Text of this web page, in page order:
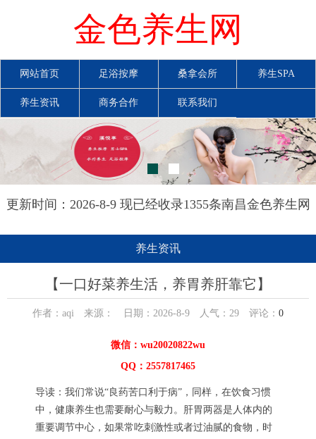
金色养生网
网站首页 足浴按摩 桑拿会所 养生SPA
养生资讯 商务合作 联系我们
更新时间：2026-8-9 现已经收录1355条南昌金色养生网
养生资讯
【一口好菜养生活，养胃养肝靠它】
作者：aqi 来源： 日期：2026-8-9 人气： 29 评论： 0
微信：wu20020822wu
QQ：2557817465
导读：我们常说“良药苦口利于病”，同样，在饮食习惯
中，健康养生也需要耐心与毅力。肝胃两器是人体内的
重要调节中心，如果常吃刺激性或者过油腻的食物，时